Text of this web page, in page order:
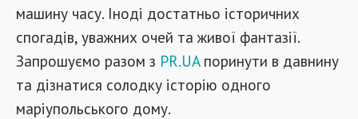
машину часу. Іноді достатньо історичних
спогадів, уважних очей та живої фантазії.
Запрошуємо разом з PR.UAпоринути в давнину
та дізнатися солодку історію одного
маріупольського дому.